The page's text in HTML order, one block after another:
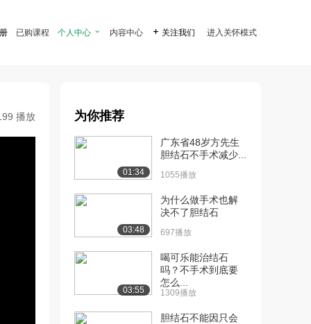
已购课程 个人中心  内容中心  关注我们 进入关怀模式
播放 为你推荐
01:34
广东省48岁方先生
胆结石不手术减少...
1055播放
03:48
为什么做手术也解
决不了胆结石
697播放
03:55
喝可乐能治结石
吗？不手术到底要
怎么...
1309播放
胆结石不能因只会